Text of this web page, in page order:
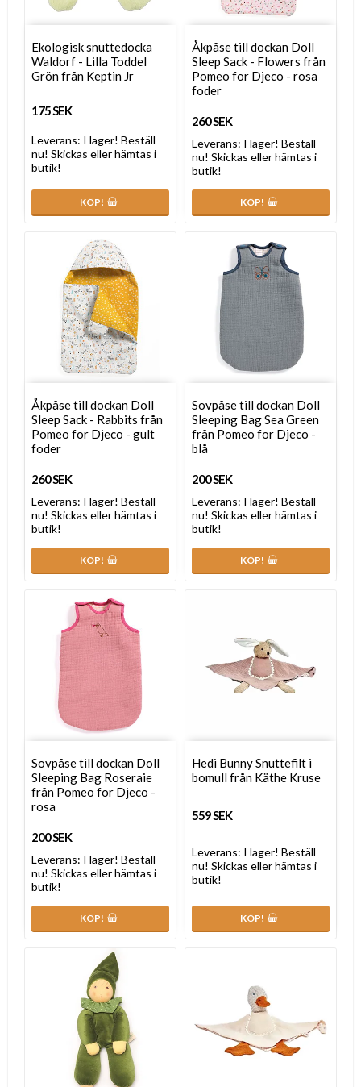
Ekologisk snuttedocka
Waldorf - Lilla Toddel
Grön från Keptin Jr
175 SEK
Leverans: I lager! Beställ
nu! Skickas eller hämtas i
butik!
KÖP!
Åkpåse till dockan Doll
Sleep Sack - Flowers från
Pomeo for Djeco - rosa
foder
260 SEK
Leverans: I lager! Beställ
nu! Skickas eller hämtas i
butik!
KÖP!
Åkpåse till dockan Doll
Sleep Sack - Rabbits från
Pomeo for Djeco - gult
foder
260 SEK
Leverans: I lager! Beställ
nu! Skickas eller hämtas i
butik!
KÖP!
Sovpåse till dockan Doll
Sleeping Bag Sea Green
från Pomeo for Djeco -
blå
200 SEK
Leverans: I lager! Beställ
nu! Skickas eller hämtas i
butik!
KÖP!
Sovpåse till dockan Doll
Sleeping Bag Roseraie
från Pomeo for Djeco -
rosa
200 SEK
Leverans: I lager! Beställ
nu! Skickas eller hämtas i
butik!
KÖP!
Hedi Bunny Snuttefilt i
bomull från Käthe Kruse
559 SEK
Leverans: I lager! Beställ
nu! Skickas eller hämtas i
butik!
KÖP!